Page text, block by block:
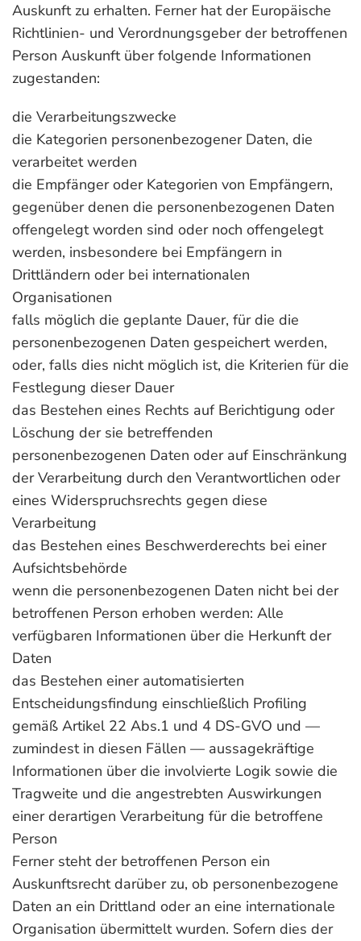
Auskunft zu erhalten. Ferner hat der Europäische
Richtlinien- und Verordnungsgeber der betroffenen
Person Auskunft über folgende Informationen
zugestanden:
die Verarbeitungszwecke
die Kategorien personenbezogener Daten, die
verarbeitet werden
die Empfänger oder Kategorien von Empfängern,
gegenüber denen die personenbezogenen Daten
offengelegt worden sind oder noch offengelegt
werden, insbesondere bei Empfängern in
Drittländern oder bei internationalen
Organisationen
falls möglich die geplante Dauer, für die die
personenbezogenen Daten gespeichert werden,
oder, falls dies nicht möglich ist, die Kriterien für die
Festlegung dieser Dauer
das Bestehen eines Rechts auf Berichtigung oder
Löschung der sie betreffenden
personenbezogenen Daten oder auf Einschränkung
der Verarbeitung durch den Verantwortlichen oder
eines Widerspruchsrechts gegen diese
Verarbeitung
das Bestehen eines Beschwerderechts bei einer
Aufsichtsbehörde
wenn die personenbezogenen Daten nicht bei der
betroffenen Person erhoben werden: Alle
verfügbaren Informationen über die Herkunft der
Daten
das Bestehen einer automatisierten
Entscheidungsfindung einschließlich Profiling
gemäß Artikel 22 Abs.1 und 4 DS-GVO und —
zumindest in diesen Fällen — aussagekräftige
Informationen über die involvierte Logik sowie die
Tragweite und die angestrebten Auswirkungen
einer derartigen Verarbeitung für die betroffene
Person
Ferner steht der betroffenen Person ein
Auskunftsrecht darüber zu, ob personenbezogene
Daten an ein Drittland oder an eine internationale
Organisation übermittelt wurden. Sofern dies der